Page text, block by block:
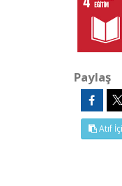
Paylaş
Atıf